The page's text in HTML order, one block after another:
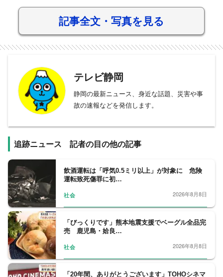
記事全文・写真を見る
テレビ静岡
静岡の最新ニュース、身近な話題、災害や事
故の速報などを発信します。
追跡ニュース 記者の目の他の記事
飲酒運転は「呼気0.5ミリ以上」が対象に 危険
運転致死傷罪に初…
社会 2026年8月8日
「びっくりです」熊本地震支援でベーグル全品完
売 鹿児島・姶良…
社会 2026年8月8日
「20年間、ありがとうございます」TOHOシネマ